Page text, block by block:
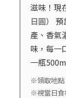
滋味！現
日圓）
預
產、香氣
味，每一
一瓶
※領取地點
※視當日食